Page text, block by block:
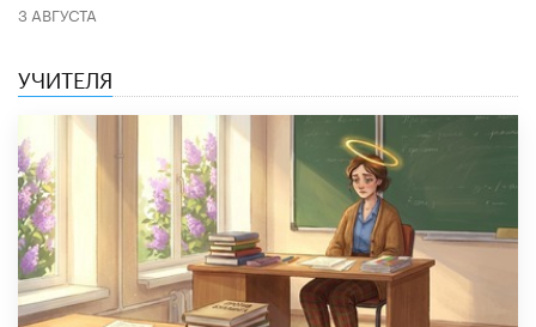
3 АВГУСТА
УЧИТЕЛЯ